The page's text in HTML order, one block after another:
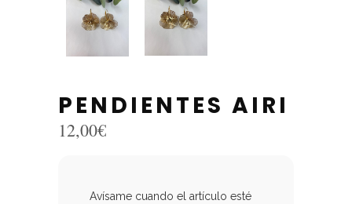
PENDIENTES AIRI
12,00€
Avísame cuando el artículo esté